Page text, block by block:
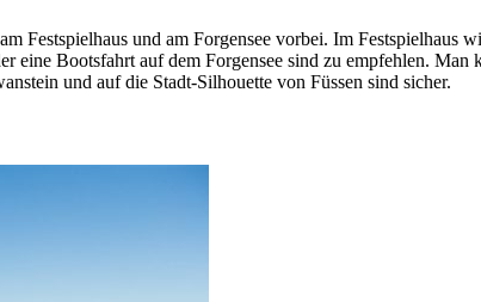
Festspielhaus und am Forgensee vorbei. Im
eine Bootsfahrt auf dem Forgensee sind zu empfehlen.
und auf die Stadt-Silhouette von Füssen sind sicher.